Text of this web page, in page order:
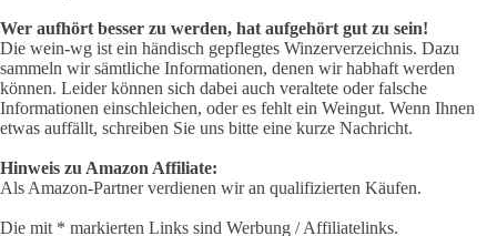
Wer aufhört besser zu werden, hat aufgehört gut zu sein!
Die wein-wg ist ein händisch gepflegtes Winzerverzeichnis. Dazu
sammeln wir sämtliche Informationen, denen wir habhaft werden
können. Leider können sich dabei auch veraltete oder falsche
Informationen einschleichen, oder es fehlt ein Weingut. Wenn Ihnen
etwas auffällt, schreiben Sie uns bitte eine kurze Nachricht.
Hinweis zu Amazon Affiliate:
Als Amazon-Partner verdienen wir an qualifizierten Käufen.
Die mit * markierten Links sind Werbung / Affiliatelinks.